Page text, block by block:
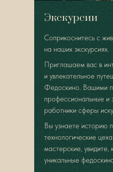
Экскурсии
Соприкоснитесь с
на наших экскурсиях.
Приглашаем вас в
и увлекательное
Федоскино. Вашими
профессиональные и
работники сферы
Вы узнаете историю
технологические
мастерские, увидите,
уникальные